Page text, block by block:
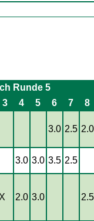
Runde 5
3 4 5 6 7 8
3.0 2.5 2.0
3.0 3.0 3.5 2.5
X 2.0 3.0 2.5